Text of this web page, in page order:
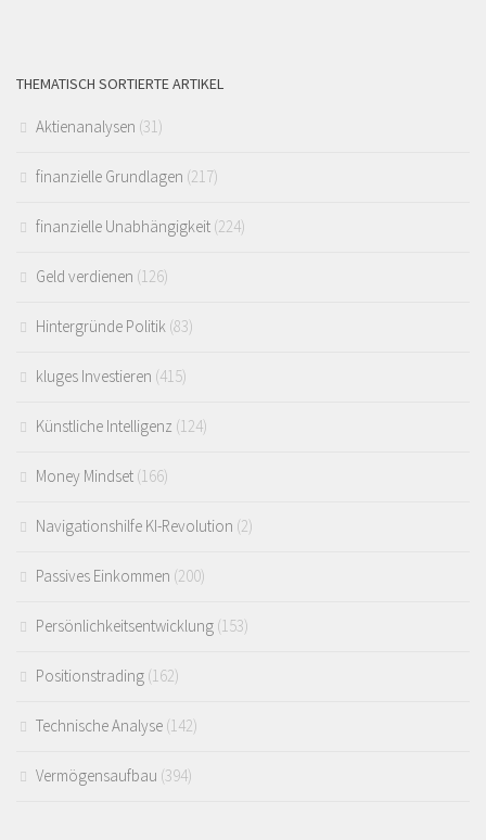
THEMATISCH SORTIERTE ARTIKEL
Aktienanalysen (31)
finanzielle Grundlagen (217)
finanzielle Unabhängigkeit (224)
Geld verdienen (126)
Hintergründe Politik (83)
kluges Investieren (415)
Künstliche Intelligenz (124)
Money Mindset (166)
Navigationshilfe KI-Revolution (2)
Passives Einkommen (200)
Persönlichkeitsentwicklung (153)
Positionstrading (162)
Technische Analyse (142)
Vermögensaufbau (394)